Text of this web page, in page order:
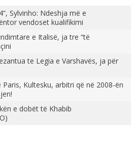
Sylvinho: Ndeshja më e
vendoset kualifikimi
e Italisë, ja tre “të
te Legia e Varshavës, ja për
Paris, Kultesku, arbitri që në 2008-ën
e dobët të Khabib